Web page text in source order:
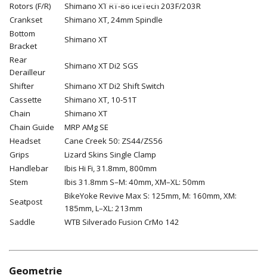
Rotors (F/R)
Shimano XT RT-86 IceTech 203F/203R
Crankset
Shimano XT, 24mm Spindle
Bottom
Bracket
Shimano XT
Rear
Derailleur
Shimano XT Di2 SGS
Shifter
Shimano XT Di2 Shift Switch
Cassette
Shimano XT, 10-51T
Chain
Shimano XT
Chain Guide
MRP AMg SE
Headset
Cane Creek 50: ZS44/ZS56
Grips
Lizard Skins Single Clamp
Handlebar
Ibis Hi Fi, 31.8mm, 800mm
Stem
Ibis 31.8mm S–M: 40mm, XM–XL: 50mm
Seatpost
BikeYoke Revive Max S: 125mm, M: 160mm, XM:
185mm, L–XL: 213mm
Saddle
WTB Silverado Fusion CrMo 142
Geometrie